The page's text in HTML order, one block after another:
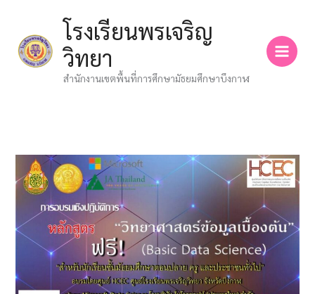
content
โรงเรียนพรเจริญ
วิทยา
สำนักงานเขตพื้นที่การศึกษามัธยมศึกษาบึงกาฬ